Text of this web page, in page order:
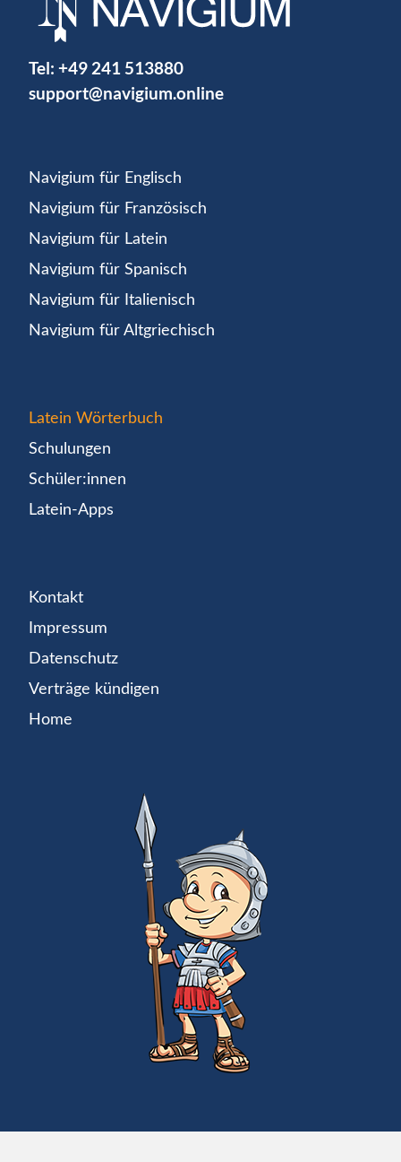
Tel: +49 241 513880
support@navigium.online
Navigium für Englisch
Navigium für Französisch
Navigium für Latein
Navigium für Spanisch
Navigium für Italienisch
Navigium für Altgriechisch
Latein Wörterbuch
Schulungen
Schüler:innen
Latein-Apps
Kontakt
Impressum
Datenschutz
Verträge kündigen
Home